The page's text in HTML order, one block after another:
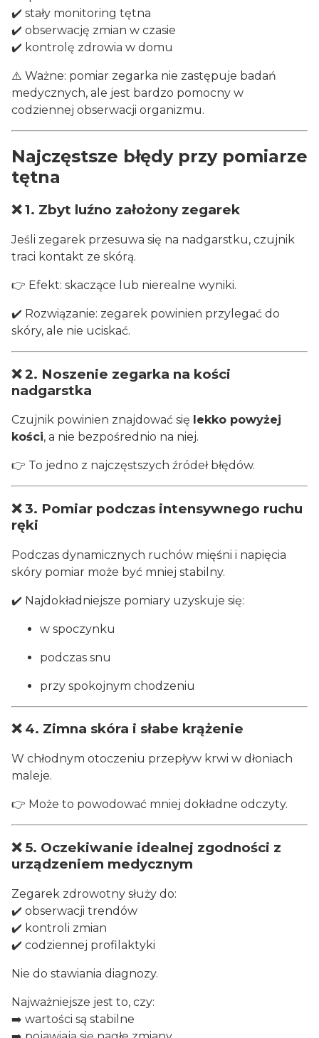
✔️ stały monitoring tętna
✔️ obserwację zmian w czasie
✔️ kontrolę zdrowia w domu
⚠️ Ważne: pomiar zegarka nie zastępuje badań
medycznych, ale jest bardzo pomocny w
codziennej obserwacji organizmu.
Najczęstsze błędy przy pomiarze
tętna
❌ 1. Zbyt luźno założony zegarek
Jeśli zegarek przesuwa się na nadgarstku, czujnik
traci kontakt ze skórą.
👉 Efekt: skaczące lub nierealne wyniki.
✔️ Rozwiązanie: zegarek powinien przylegać do
skóry, ale nie uciskać.
❌ 2. Noszenie zegarka na kości
nadgarstka
Czujnik powinien znajdować się lekko powyżej
kości, a nie bezpośrednio na niej.
👉 To jedno z najczęstszych źródeł błędów.
❌ 3. Pomiar podczas intensywnego ruchu
ręki
Podczas dynamicznych ruchów mięśni i napięcia
skóry pomiar może być mniej stabilny.
✔️ Najdokładniejsze pomiary uzyskuje się:
w spoczynku
podczas snu
przy spokojnym chodzeniu
❌ 4. Zimna skóra i słabe krążenie
W chłodnym otoczeniu przepływ krwi w dłoniach
maleje.
👉 Może to powodować mniej dokładne odczyty.
❌ 5. Oczekiwanie idealnej zgodności z
urządzeniem medycznym
Zegarek zdrowotny służy do:
✔️ obserwacji trendów
✔️ kontroli zmian
✔️ codziennej profilaktyki
Nie do stawiania diagnozy.
Najważniejsze jest to, czy:
➡️ wartości są stabilne